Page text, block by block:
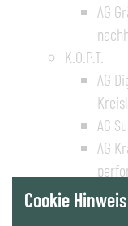
AG
K.O.P.T.
AG
AG
AG
AG
Cookie Hinweis